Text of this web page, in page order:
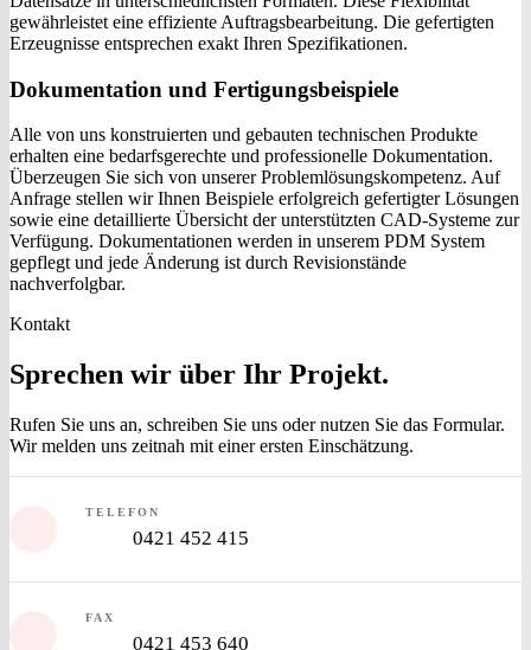
gewährleistet eine effiziente Auftragsbearbeitung. Die gefertigten
Erzeugnisse entsprechen exakt Ihren Spezifikationen.
Dokumentation und Fertigungsbeispiele
Alle von uns konstruierten und gebauten technischen Produkte
erhalten eine bedarfsgerechte und professionelle Dokumentation.
Überzeugen Sie sich von unserer Problemlösungskompetenz. Auf
Anfrage stellen wir Ihnen Beispiele erfolgreich gefertigter Lösungen
sowie eine detaillierte Übersicht der unterstützten CAD-Systeme zur
Verfügung. Dokumentationen werden in unserem PDM System
gepflegt und jede Änderung ist durch Revisionstände
nachverfolgbar.
Kontakt
Sprechen wir über Ihr Projekt.
Rufen Sie uns an, schreiben Sie uns oder nutzen Sie das Formular.
Wir melden uns zeitnah mit einer ersten Einschätzung.
TELEFON
0421 452 415
FAX
0421 453 640